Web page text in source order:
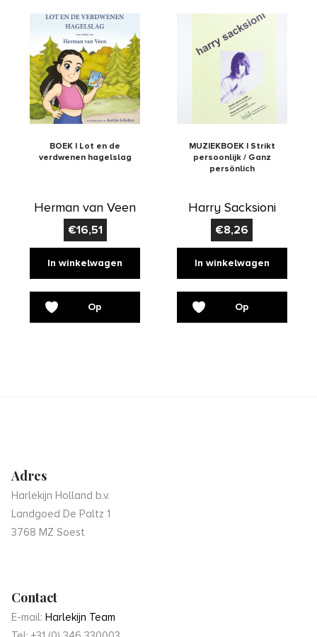
BOEK | Lot en de
verdwenen hagelslag
Herman van Veen
€16,51
In winkelwagen
Op
MUZIEKBOEK | Strikt
persoonlijk / Ganz
persönlich
Harry Sacksioni
€8,26
In winkelwagen
Op
Adres
Harlekijn Holland b.v.
Landgoed De Paltz 1
3768 MZ Soest
Contact
E-mail: Harlekijn Team